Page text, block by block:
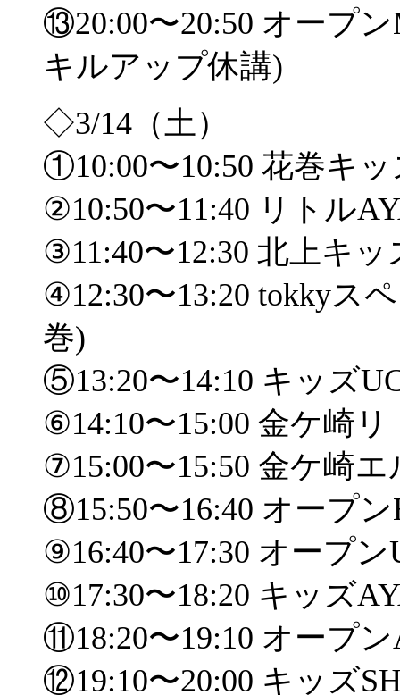
⑬20:00〜20:50 オープ
キルアップ休講)
◇3/14（土）
①10:00〜10:50 花巻キ
②10:50〜11:40 リトル
③11:40〜12:30 北上キッ
④12:30〜13:20 tokkyス
巻)
⑤13:20〜14:10 キッズ
⑥14:10〜15:00 金ケ崎リ
⑦15:00〜15:50 金ケ崎エ
⑧15:50〜16:40 オープン
⑨16:40〜17:30 オープン
⑩17:30〜18:20 キッズ
⑪18:20〜19:10 オープ
⑫19:10〜20:00 キッズ